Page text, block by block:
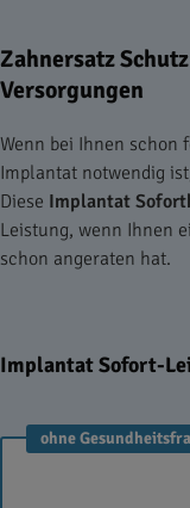
Zahnersatz
Versorgungen
Wenn bei Ihnen schon
Implantat notwendig
Diese Implantat
Leistung, wenn Ihnen
schon angeraten hat.
Implantat Sofort-
ohne